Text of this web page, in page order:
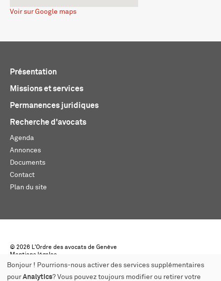
Voir sur Google maps
Présentation
Missions et services
Permanences juridiques
Recherche d'avocats
Agenda
Annonces
Documents
Contact
Plan du site
© 2026 L'Ordre des avocats de Genève
Mentions légales
Créé par monoloco
Bonjour ! Pourrions-nous activer des services supplémentaires
pour Analytics? Vous pouvez toujours modifier ou retirer votre